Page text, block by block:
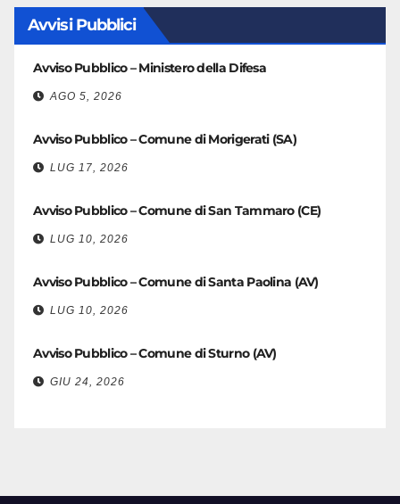
Avvisi Pubblici
Avviso Pubblico – Ministero della Difesa
AGO 5, 2026
Avviso Pubblico – Comune di Morigerati (SA)
LUG 17, 2026
Avviso Pubblico – Comune di San Tammaro (CE)
LUG 10, 2026
Avviso Pubblico – Comune di Santa Paolina (AV)
LUG 10, 2026
Avviso Pubblico – Comune di Sturno (AV)
GIU 24, 2026